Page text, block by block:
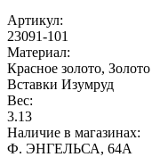
Артикул:
23091-101
Материал:
Красное золото, Золото
Вставки Изумруд
Вес:
3.13
Наличие в магазинах:
Ф. ЭНГЕЛЬСА, 64А